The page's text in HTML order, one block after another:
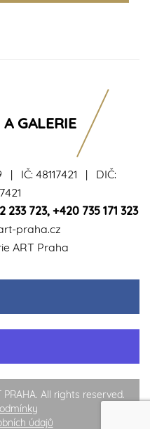
| IČ: 48117421 | DIČ:
233 723, +420 735 171 323
praha.cz
ART Praha
GALERIE
All rights reserved.
údajů